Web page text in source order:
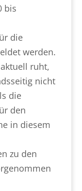
bis
die
werden.
ruht,
nicht
die
den
in diesem
zu den